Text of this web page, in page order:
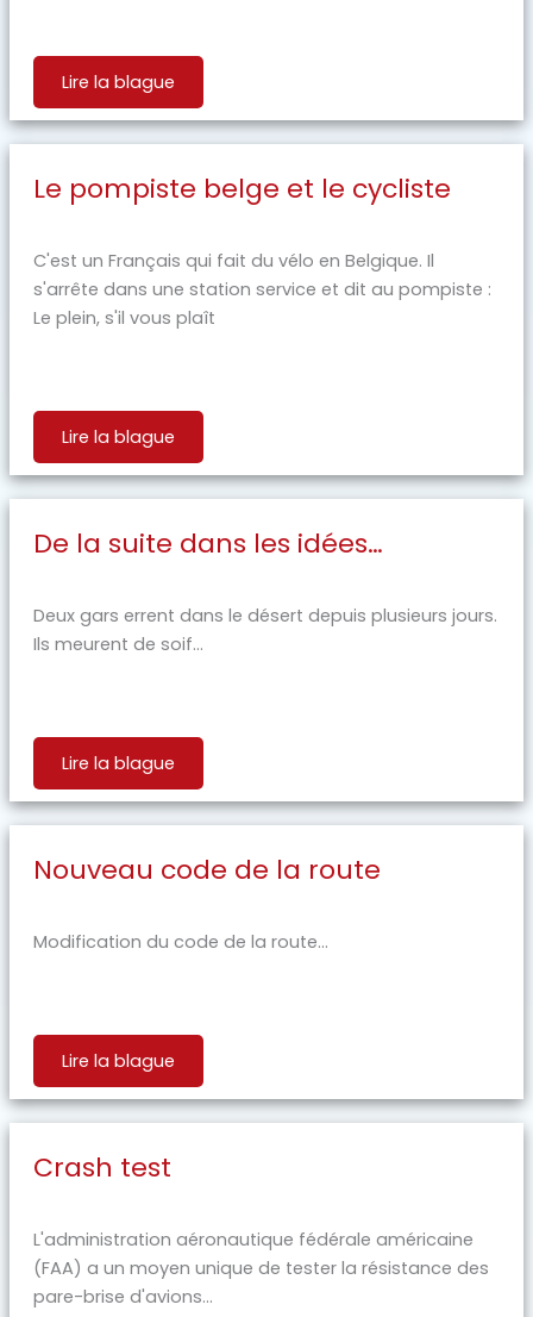
Lire la blague
Le pompiste belge et le cycliste
C'est un Français qui fait du vélo en Belgique. Il
s'arrête dans une station service et dit au pompiste :
Le plein, s'il vous plaît
Lire la blague
De la suite dans les idées…
Deux gars errent dans le désert depuis plusieurs jours.
Ils meurent de soif...
Lire la blague
Nouveau code de la route
Modification du code de la route...
Lire la blague
Crash test
L'administration aéronautique fédérale américaine
(FAA) a un moyen unique de tester la résistance des
pare-brise d'avions...